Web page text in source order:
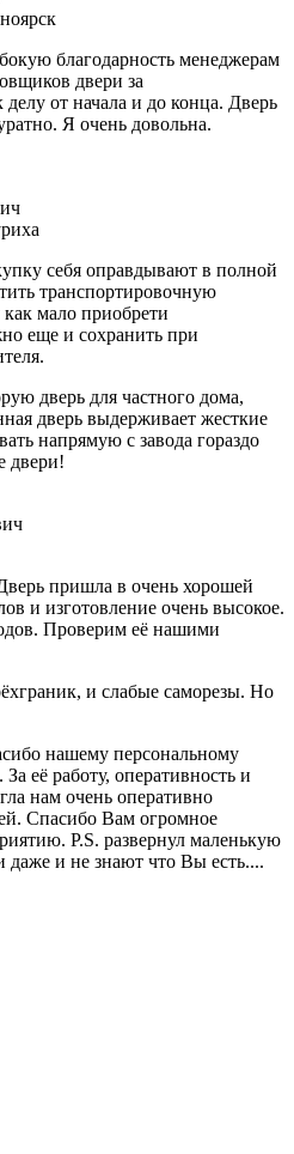
благодарность менеджерам
двери за
от начала и до конца. Дверь
Я очень довольна.
себя оправдывают в полной
транспортировочную
мало приобрети
еще и сохранить при
дверь для частного дома,
дверь выдерживает жесткие
напрямую с завода гораздо
двери!
пришла в очень хорошей
и изготовление очень высокое.
Проверим её нашими
и слабые саморезы. Но
нашему персональному
её работу, оперативность и
нам очень оперативно
Спасибо Вам огромное
P.S. развернул маленькую
и не знают что Вы есть....